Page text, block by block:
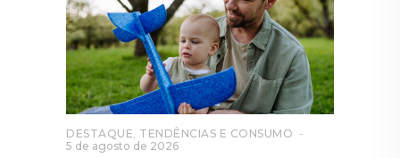
DESTAQUE TENDÊNCIAS E CONSUMO
5 de agosto de 2026